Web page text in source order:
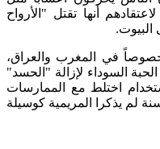
أنها تقتل "الأرواح
البيوت.
في المغرب والعراق،
الحبة السوداء لإزالة "الحسد"
اختلط مع الممارسات
لم يذكرا المريمية كوسيلة